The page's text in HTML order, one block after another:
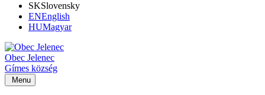
SKSlovensky
ENEnglish
HUMagyar
Obec Jelenec
Gímes község
Menu